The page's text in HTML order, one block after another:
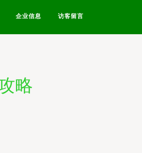
企业信息 访客留言
略